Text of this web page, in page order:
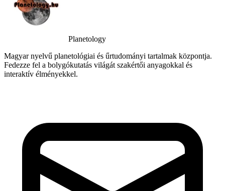
Planetology
Magyar nyelvű planetológiai és űrtudományi tartalmak központja.
Fedezze fel a bolygókutatás világát szakértői anyagokkal és
interaktív élményekkel.